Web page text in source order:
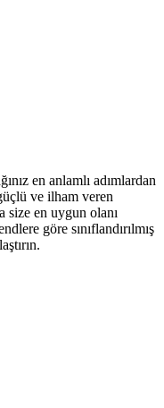
en anlamlı adımlardan
ve ilham veren
size en uygun olanı
göre sınıflandırılmış